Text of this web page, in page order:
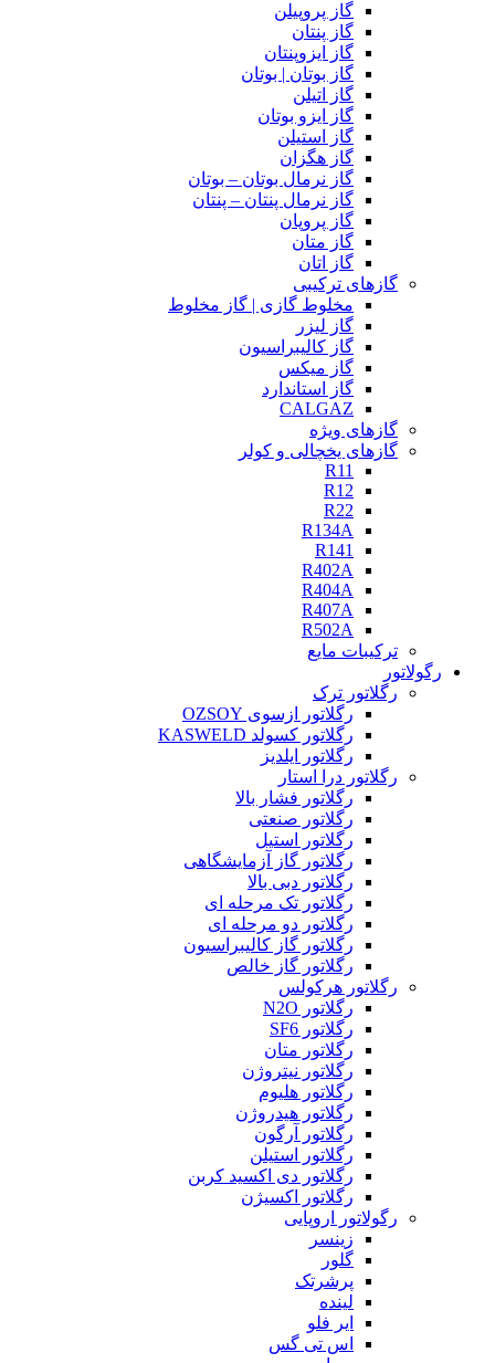
گاز پروپیلن
گاز پنتان
گاز ایزوپنتان
گاز بوتان | بوتان
گاز اتیلن
گاز ایزو بوتان
گاز استیلن
گاز هگزان
گاز نرمال بوتان – بوتان
گاز نرمال پنتان – پنتان
گاز پروپان
گاز متان
گاز اتان
گازهای ترکیبی
مخلوط گازی | گاز مخلوط
گاز لیزر
گاز کالیبراسیون
گاز میکس
گاز استاندارد
CALGAZ
گازهای ویژه
گازهای یخچالی و کولر
R11
R12
R22
R134A
R141
R402A
R404A
R407A
R502A
ترکیبات مایع
رگولاتور
رگلاتور ترک
رگلاتور ازسوی OZSOY
رگلاتور کسولد KASWELD
رگلاتور ایلدیز
رگلاتور درا استار
رگلاتور فشار بالا
رگلاتور صنعتی
رگلاتور استیل
رگلاتور گاز آزمایشگاهی
رگلاتور دبی بالا
رگلاتور تک مرحله ای
رگلاتور دو مرحله ای
رگلاتور گاز کالیبراسیون
رگلاتور گاز خالص
رگلاتور هرکولس
رگلاتور N2O
رگلاتور SF6
رگلاتور متان
رگلاتور نیتروژن
رگلاتور هلیوم
رگلاتور هیدروژن
رگلاتور آرگون
رگلاتور استیلن
رگلاتور دی اکسید کربن
رگلاتور اکسیژن
رگولاتور اروپایی
زینسر
گلور
پرشرتک
لینده
ایر فلو
اس تی گس